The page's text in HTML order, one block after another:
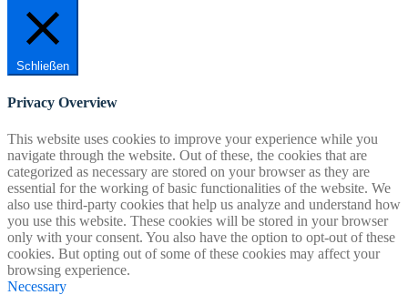
Schließen
Privacy Overview
This website uses cookies to improve your experience while you
navigate through the website. Out of these, the cookies that are
categorized as necessary are stored on your browser as they are
essential for the working of basic functionalities of the website. We
also use third-party cookies that help us analyze and understand how
you use this website. These cookies will be stored in your browser
only with your consent. You also have the option to opt-out of these
cookies. But opting out of some of these cookies may affect your
browsing experience.
Necessary